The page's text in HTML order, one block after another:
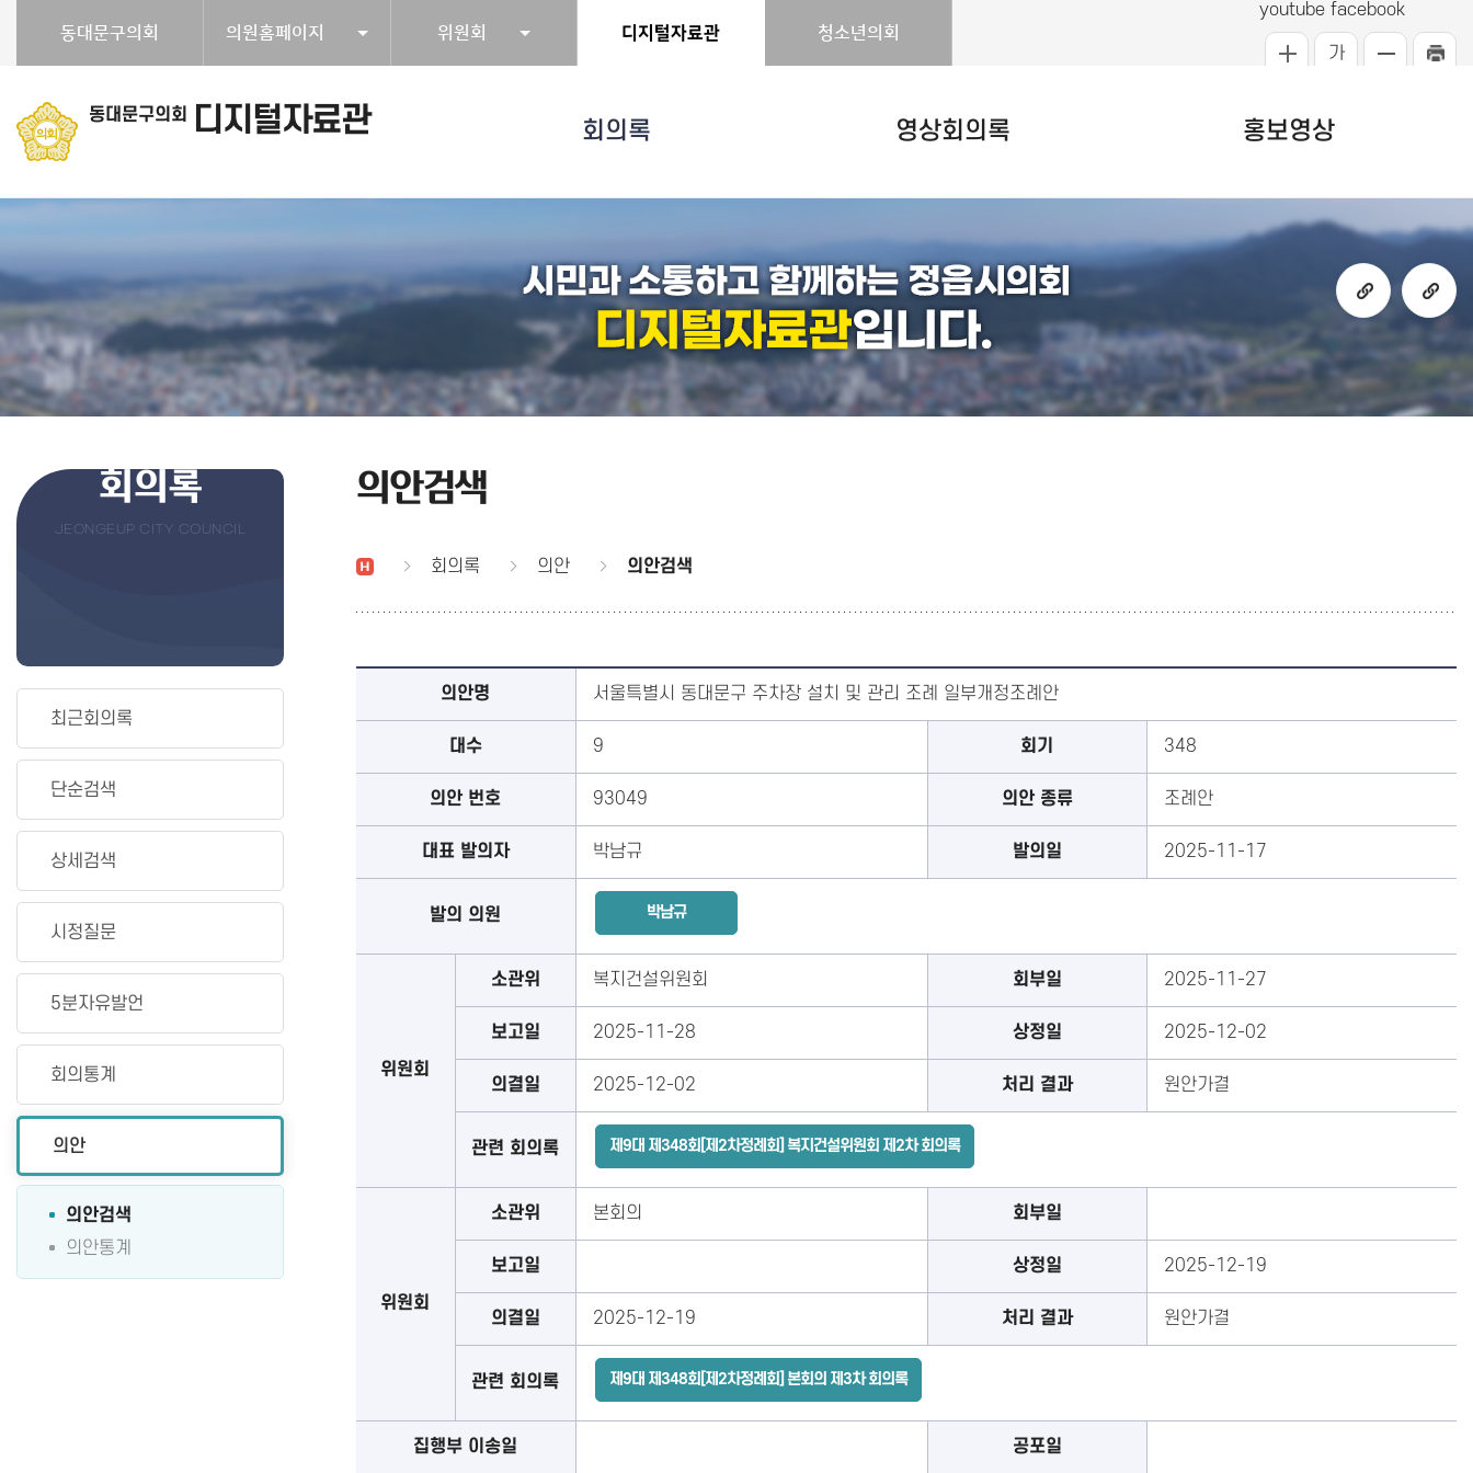
동대문구의회
의원홈페이지 위원회 디지털자료관 청소년의회
youtube facebook
가
동대문구의회
디지털자료관 회의록 영상회의록 홍보영상
회의록
JEONGEUP CITY COUNCIL
최근회의록
단순검색
상세검색
시정질문
5분자유발언
회의통계
의안
의안검색
의안통계
의안검색
회의록 의안 의안검색
의안명 서울특별시 동대문구 주차장 설치 및 관리 조례 일부개정조례안
대수 9 회기 348
의안 번호 93049 의안 종류 조례안
대표 발의자 박남규 발의일 2025-11-17
발의 의원 박남규
위원회
소관위 복지건설위원회 회부일 2025-11-27
보고일 2025-11-28 상정일 2025-12-02
의결일 2025-12-02 처리 결과 원안가결
관련 회의록 제9대 제348회[제2차정례회] 복지건설위원회 제2차 회의록
위원회
소관위 본회의 회부일
보고일 상정일 2025-12-19
의결일 2025-12-19 처리 결과 원안가결
관련 회의록 제9대 제348회[제2차정례회] 본회의 제3차 회의록
집행부 이송일 공포일